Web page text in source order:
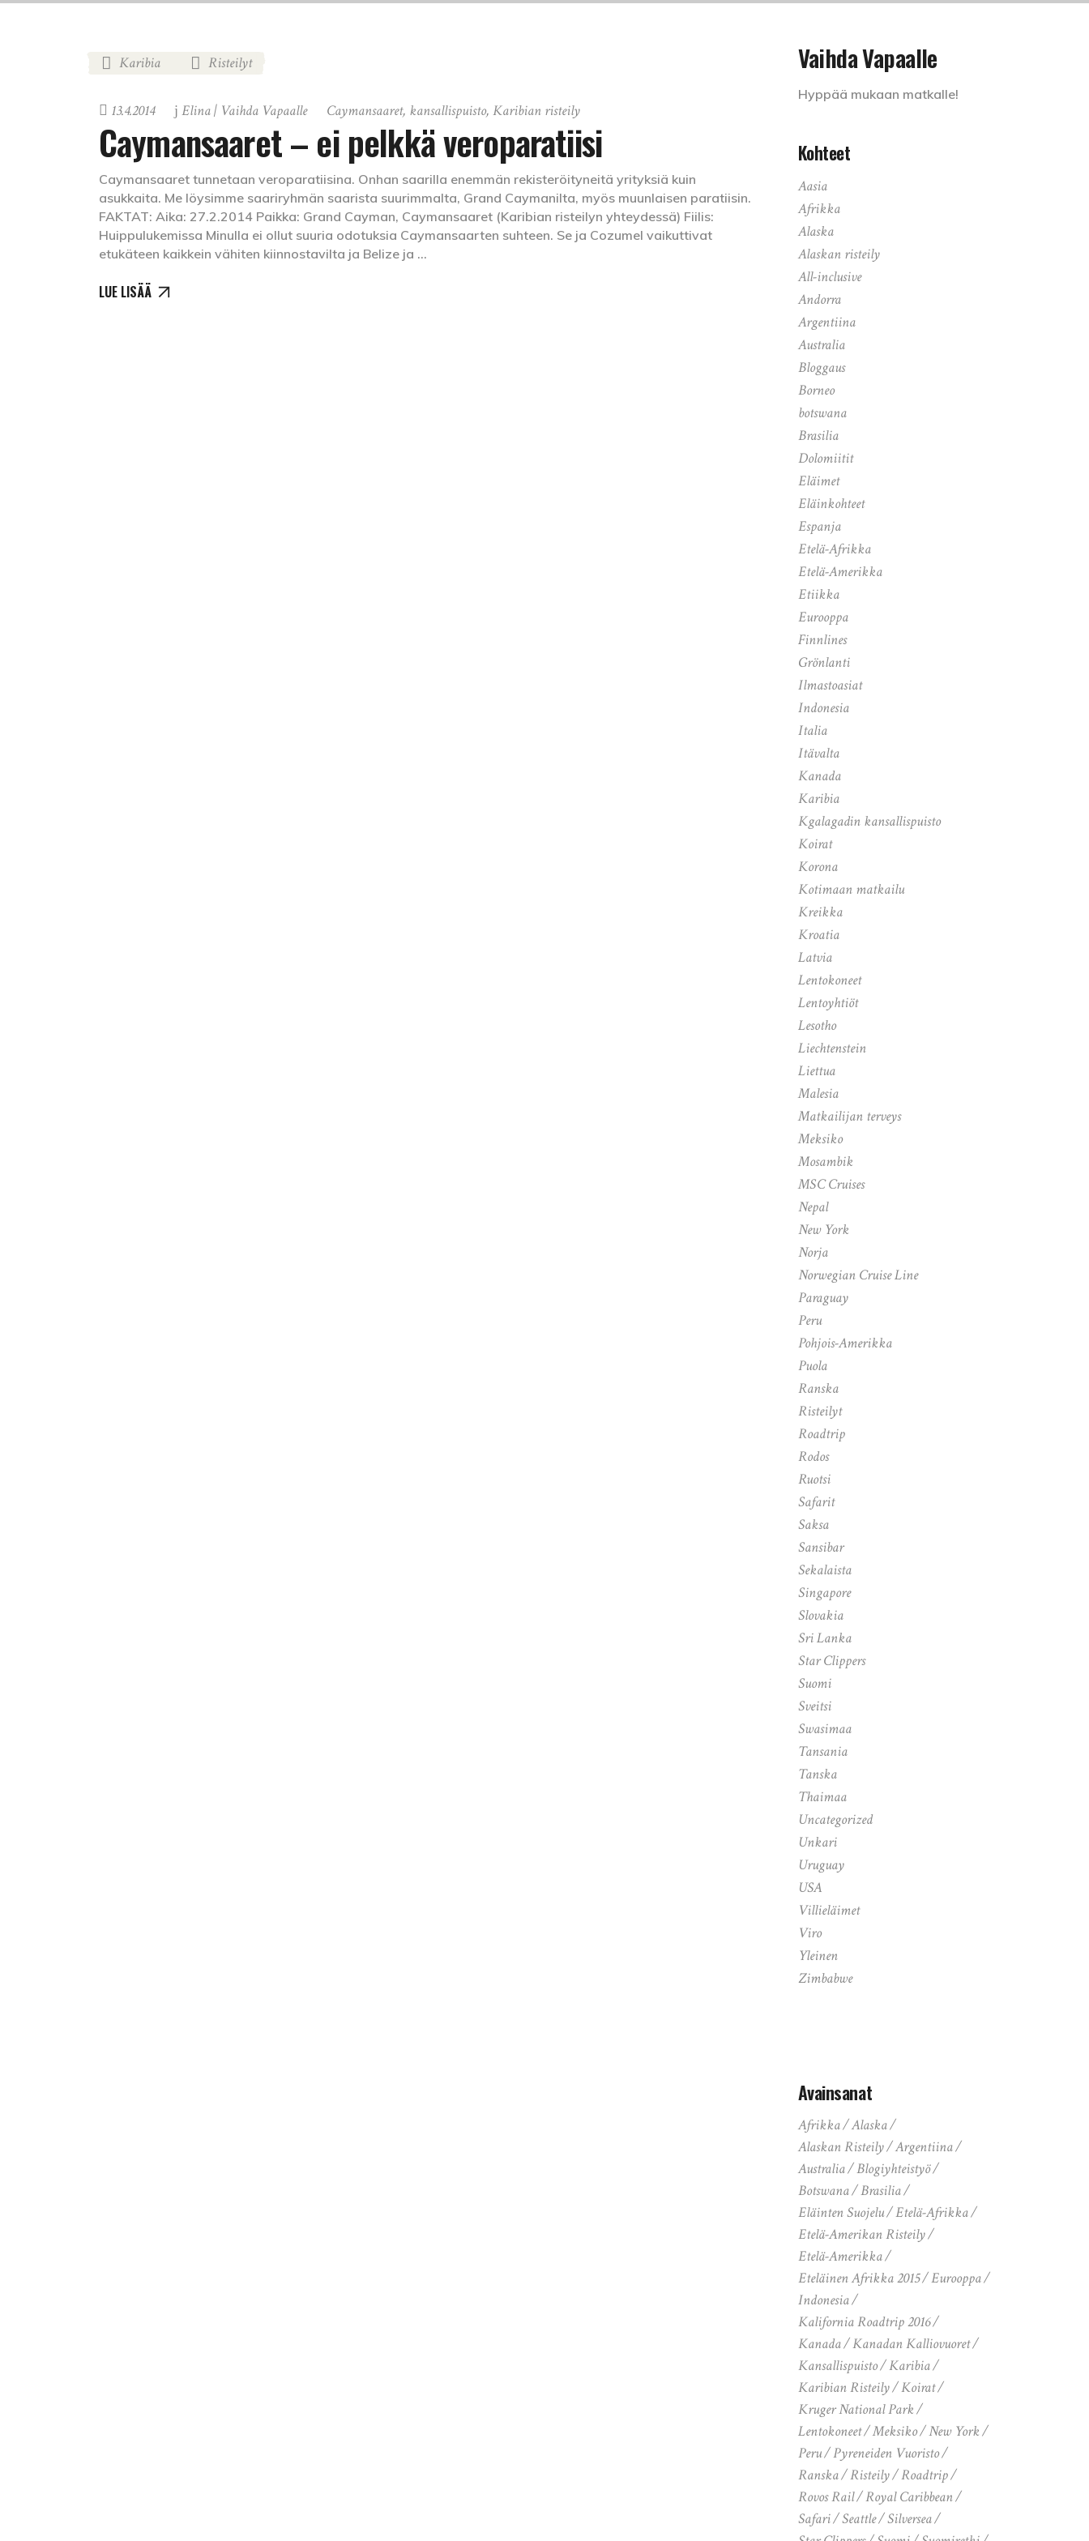
Karibia Risteilyt
13.4.2014 Elina | Vaihda Vapaalle Caymansaaret, kansallispuisto, Karibian risteily
Caymansaaret – ei pelkkä veroparatiisi
Caymansaaret tunnetaan veroparatiisina. Onhan saarilla enemmän rekisteröityneitä yrityksiä kuin
asukkaita. Me löysimme saariryhmän saarista suurimmalta, Grand Caymanilta, myös muunlaisen paratiisin.
FAKTAT: Aika: 27.2.2014 Paikka: Grand Cayman, Caymansaaret (Karibian risteilyn yhteydessä) Fiilis:
Huippulukemissa Minulla ei ollut suuria odotuksia Caymansaarten suhteen. Se ja Cozumel vaikuttivat
etukäteen kaikkein vähiten kiinnostavilta ja Belize ja
LUE LISÄÄ
Vaihda Vapaalle
Hyppää mukaan matkalle!
Kohteet
Aasia
Afrikka
Alaska
Alaskan risteily
All-inclusive
Andorra
Argentiina
Australia
Bloggaus
Borneo
botswana
Brasilia
Dolomiitit
Eläimet
Eläinkohteet
Espanja
Etelä-Afrikka
Etelä-Amerikka
Etiikka
Eurooppa
Finnlines
Grönlanti
Ilmastoasiat
Indonesia
Italia
Itävalta
Kanada
Karibia
Kgalagadin kansallispuisto
Koirat
Korona
Kotimaan matkailu
Kreikka
Kroatia
Latvia
Lentokoneet
Lentoyhtiöt
Lesotho
Liechtenstein
Liettua
Malesia
Matkailijan terveys
Meksiko
Mosambik
MSC Cruises
Nepal
New York
Norja
Norwegian Cruise Line
Paraguay
Peru
Pohjois-Amerikka
Puola
Ranska
Risteilyt
Roadtrip
Rodos
Ruotsi
Safarit
Saksa
Sansibar
Sekalaista
Singapore
Slovakia
Sri Lanka
Star Clippers
Suomi
Sveitsi
Swasimaa
Tansania
Tanska
Thaimaa
Uncategorized
Unkari
Uruguay
USA
Villieläimet
Viro
Yleinen
Zimbabwe
Avainsanat
Afrikka
Alaska
Alaskan Risteily
Argentiina
Australia
Blogiyhteistyö
Botswana
Brasilia
Eläinten Suojelu
Etelä-Afrikka
Etelä-Amerikan Risteily
Etelä-Amerikka
Eteläinen Afrikka 2015
Eurooppa
Indonesia
Kalifornia Roadtrip 2016
Kanada
Kanadan Kalliovuoret
Kansallispuisto
Karibia
Karibian Risteily
Koirat
Kruger National Park
Lentokoneet
Meksiko
New York
Peru
Pyreneiden Vuoristo
Ranska
Risteily
Roadtrip
Rovos Rail
Royal Caribbean
Safari
Seattle
Silversea